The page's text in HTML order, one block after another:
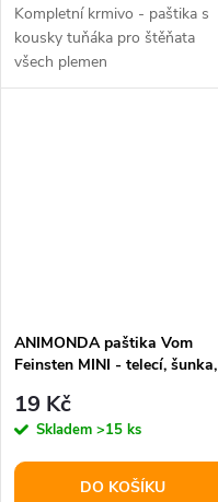
Kompletní krmivo - paštika s
kousky tuňáka pro štěňata
všech plemen
ANIMONDA paštika Vom
Feinsten MINI - telecí, šunka,
19 Kč
Skladem >15 ks
DO KOŠÍKU